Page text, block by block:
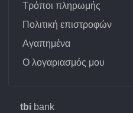
Τρόποι πληρωμής
Πολιτική επιστροφών
Αγαπημένα
Ο λογαριασμός μου
tbi bank